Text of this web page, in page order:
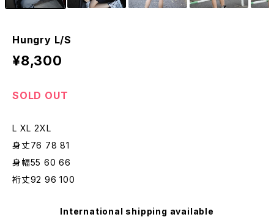
Hungry L/S
¥8,300
SOLD OUT
L XL 2XL
身丈76 78 81
身幅55 60 66
裄丈92 96 100
International shipping available